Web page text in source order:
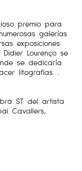
premio para
galerías
exposiciones
Didier Lourenço se
se dedicaría
litografías. .
ST del artista
Cavallers,